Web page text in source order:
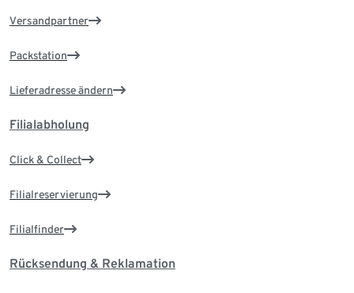
Versandpartner
Packstation
Lieferadresse ändern
Filialabholung
Click & Collect
Filialreservierung
Filialfinder
Rücksendung & Reklamation